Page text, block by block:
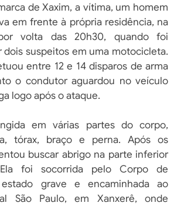
de Xaxim, a vítima, um homem
em frente à própria residência, na
volta das 20h30, quando foi
dois suspeitos em uma motocicleta.
entre 12 e 14 disparos de arma
o condutor aguardou no veículo
logo após o ataque.
em várias partes do corpo,
tórax, braço e perna. Após os
buscar abrigo na parte inferior
foi socorrida pelo Corpo de
grave e encaminhada ao
São Paulo, em Xanxerê, onde